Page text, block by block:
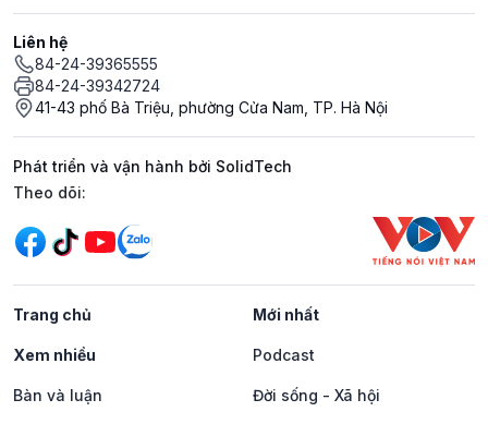
Liên hệ
84-24-39365555
84-24-39342724
41-43 phố Bà Triệu, phường Cửa Nam, TP. Hà Nội
Phát triển và vận hành bởi SolidTech
Mạng xã hội
Theo dõi:
Trang chủ Mới nhất
Xem nhiều Podcast
Bàn và luận Đời sống - Xã hội